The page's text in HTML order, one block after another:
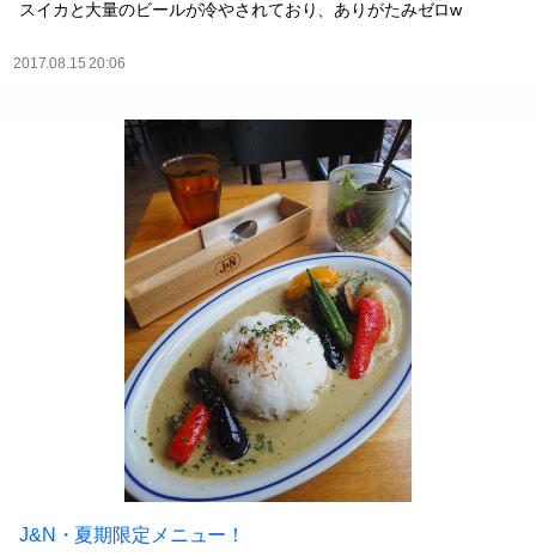
スイカと大量のビールが冷やされており、ありがたみゼロw
2017.08.15 20:06
J&N・夏期限定メニュー！